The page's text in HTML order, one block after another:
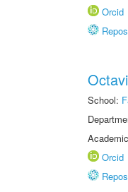
Orcid
School:
Orcid